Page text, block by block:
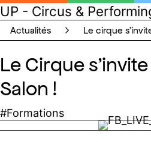
UP - Circus &
actualités le cirque
Le Cirque
Salon !
#Formations